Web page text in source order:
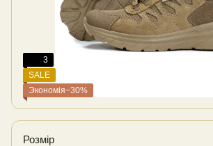
3
SALE
Экономія−30%
Розмір